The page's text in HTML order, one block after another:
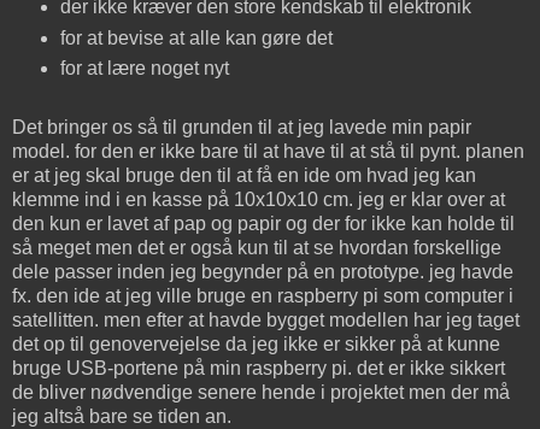
der ikke kræver den store kendskab til elektronik
for at bevise at alle kan gøre det
for at lære noget nyt
Det bringer os så til grunden til at jeg lavede min papir
model. for den er ikke bare til at have til at stå til pynt. planen
er at jeg skal bruge den til at få en ide om hvad jeg kan
klemme ind i en kasse på 10x10x10 cm. jeg er klar over at
den kun er lavet af pap og papir og der for ikke kan holde til
så meget men det er også kun til at se hvordan forskellige
dele passer inden jeg begynder på en prototype. jeg havde
fx. den ide at jeg ville bruge en raspberry pi som computer i
satellitten. men efter at havde bygget modellen har jeg taget
det op til genovervejelse da jeg ikke er sikker på at kunne
bruge USB-portene på min raspberry pi. det er ikke sikkert
de bliver nødvendige senere hende i projektet men der må
jeg altså bare se tiden an.